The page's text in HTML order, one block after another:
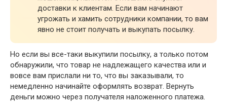
доставки к клиентам. Если вам начинают
угрожать и хамить сотрудники компании, то вам
явно не стоит получать и выкупать посылку.
Но если вы все-таки выкупили посылку, а только потом
обнаружили, что товар не надлежащего качества или и
вовсе вам прислали ни то, что вы заказывали, то
немедленно начинайте оформлять возврат. Вернуть
деньги можно через получателя наложенного платежа.